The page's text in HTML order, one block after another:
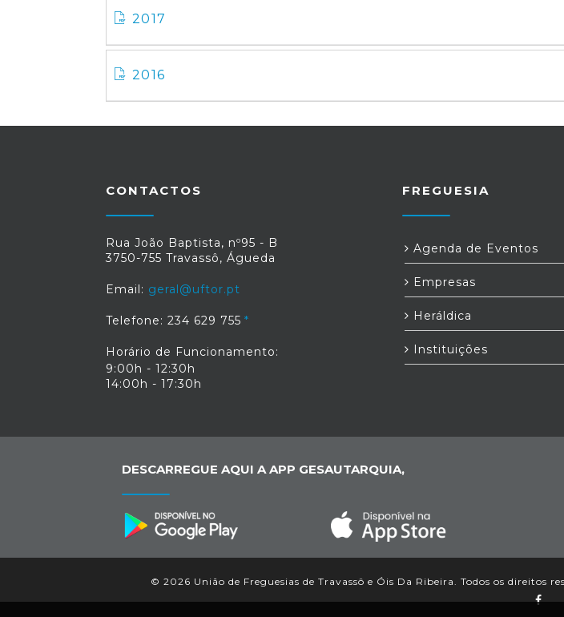
2017
2016
CONTACTOS
Rua João Baptista, nº95 - B
3750-755 Travassô, Águeda
Email: geral@uftor.pt
Telefone: 234 629 755
Horário de Funcionamento:
9:00h - 12:30h
14:00h - 17:30h
FREGUESIA
Agenda de Eventos
Empresas
Heráldica
Instituições
DESCARREGUE AQUI A APP GESAUTARQUIA,
© 2026 União de Freguesias de Travassô e Óis Da Ribeira. Todos os direitos